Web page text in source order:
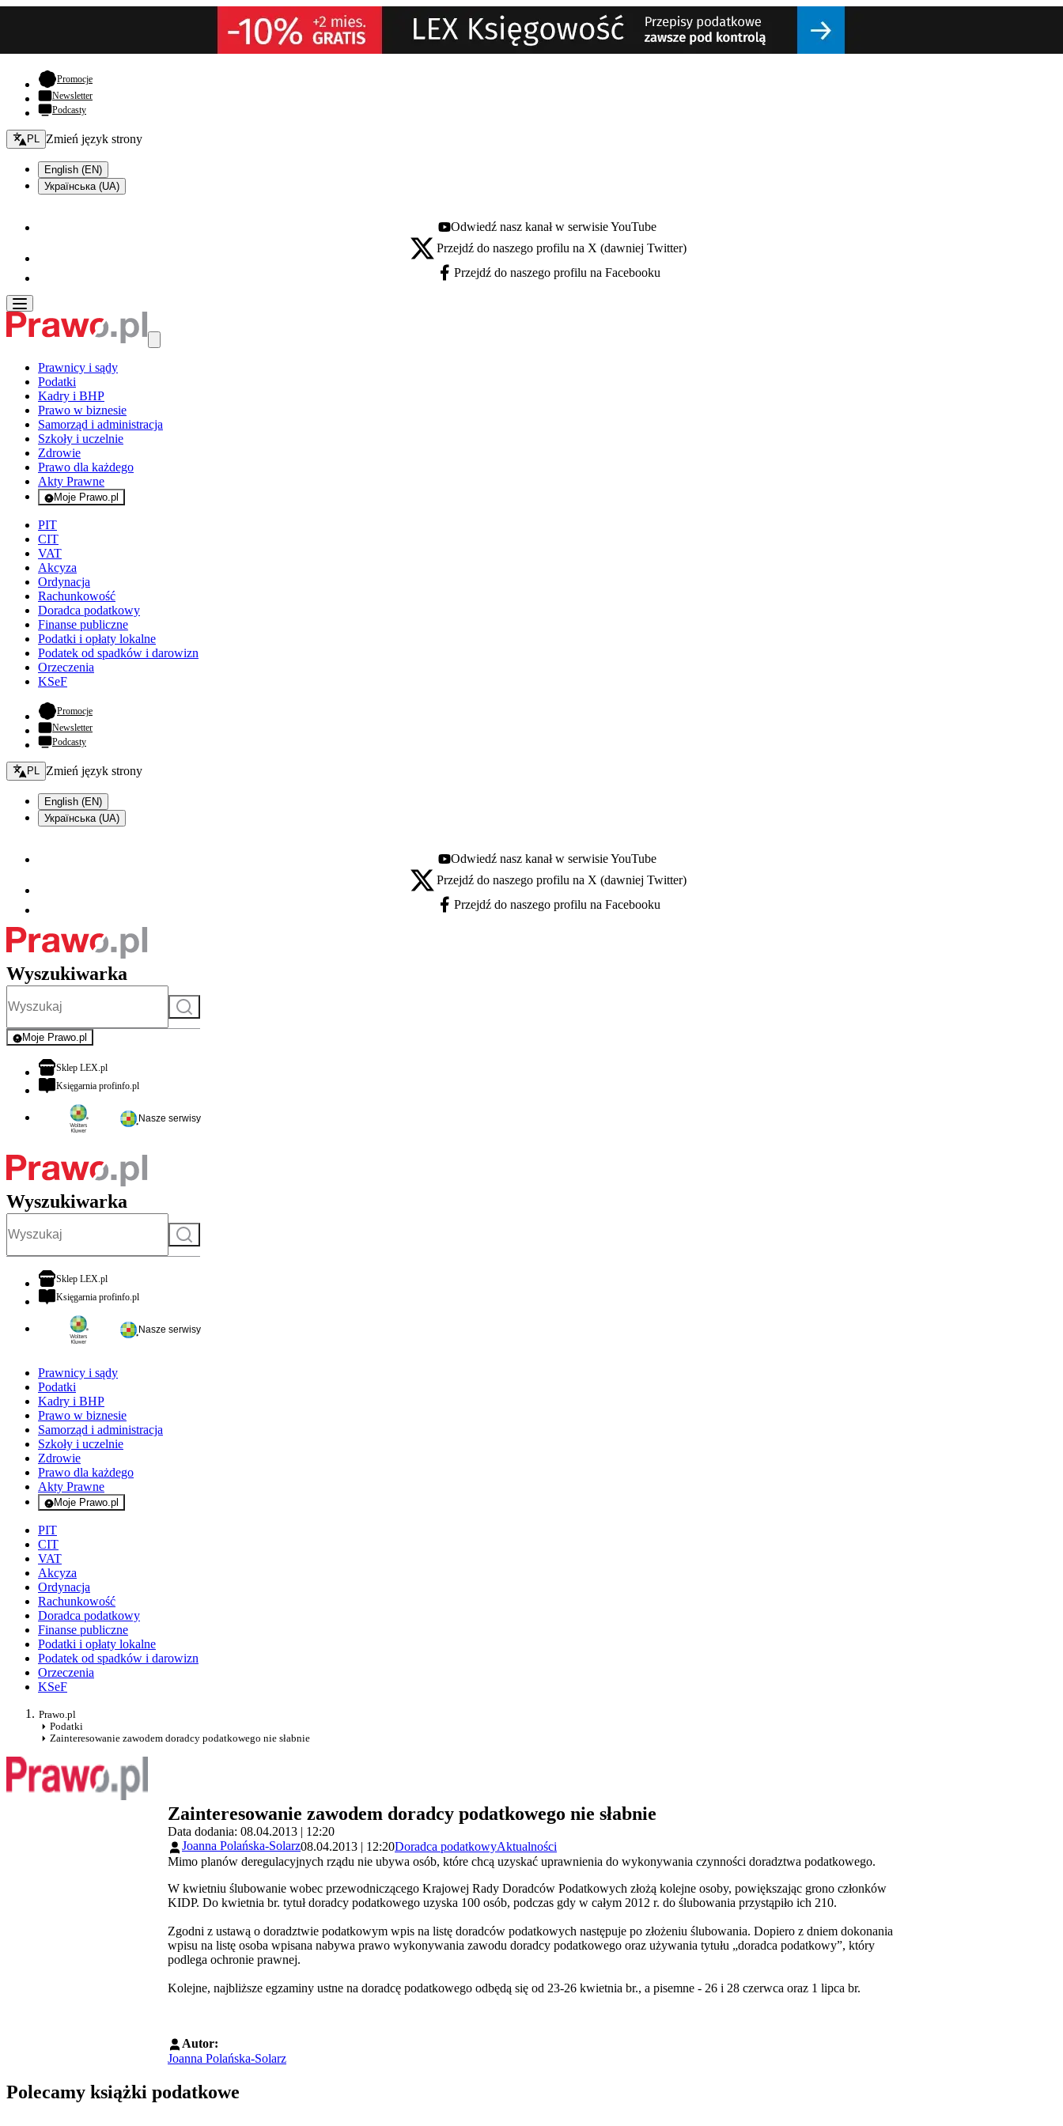
Promocje- otwiera się w nowej karcie
Newsletter
Podcasty
Zmień język - bieżący:
PL Zmień język strony
English (EN)
Українська (UA)
Youtube - otwiera się w nowej karcie
Odwiedź nasz kanał w serwisie YouTube
X - otwiera się w nowej karcie
Przejdź do naszego profilu na X (dawniej Twitter)
Facebook - otwiera się w nowej karcie
Przejdź do naszego profilu na Facebooku
Prawnicy i sądy
Podatki
Kadry i BHP
Prawo w biznesie
Samorząd i administracja
Szkoły i uczelnie
Zdrowie
Prawo dla każdego
Akty Prawne
Moje Prawo.pl
- rejestracja i logowanie do serwisu
PIT
CIT
VAT
Akcyza
Ordynacja
Rachunkowość
Doradca podatkowy
Finanse publiczne
Podatki i opłaty lokalne
Podatek od spadków i darowizn
Orzeczenia
KSeF
Promocje- otwiera się w nowej karcie
Newsletter
Podcasty
Zmień język - bieżący:
PL Zmień język strony
English (EN)
Українська (UA)
Youtube - otwiera się w nowej karcie
Odwiedź nasz kanał w serwisie YouTube
X - otwiera się w nowej karcie
Przejdź do naszego profilu na X (dawniej Twitter)
Facebook - otwiera się w nowej karcie
Przejdź do naszego profilu na Facebooku
Wyszukiwarka
Szukaj
Moje Prawo.pl
- rejestracja i logowanie do serwisu
Sklep LEX.plotwiera się w nowej karcie
Księgarnia profinfo.plotwiera się w nowej karcie
Nasze serwisy
Wyszukiwarka
Szukaj
Sklep LEX.plotwiera się w nowej karcie
Księgarnia profinfo.plotwiera się w nowej karcie
Nasze serwisy
Prawnicy i sądy
Podatki
Kadry i BHP
Prawo w biznesie
Samorząd i administracja
Szkoły i uczelnie
Zdrowie
Prawo dla każdego
Akty Prawne
Moje Prawo.pl
- rejestracja i logowanie do serwisu
PIT
CIT
VAT
Akcyza
Ordynacja
Rachunkowość
Doradca podatkowy
Finanse publiczne
Podatki i opłaty lokalne
Podatek od spadków i darowizn
Orzeczenia
KSeF
Prawo.pl
Podatki
Zainteresowanie zawodem doradcy podatkowego nie słabnie
Zainteresowanie zawodem doradcy podatkowego nie słabnie
Data dodania: 08.04.2013 | 12:20
Joanna Polańska-Solarz08.04.2013 | 12:20Doradca podatkowyAktualności
Mimo planów deregulacyjnych rządu nie ubywa osób, które chcą uzyskać uprawnienia do wykonywania czynności doradztwa podatkowego.
W kwietniu ślubowanie wobec przewodniczącego Krajowej Rady Doradców Podatkowych złożą kolejne osoby, powiększając grono członków
KIDP. Do kwietnia br. tytuł doradcy podatkowego uzyska 100 osób, podczas gdy w całym 2012 r. do ślubowania przystąpiło ich 210.
Zgodni z ustawą o doradztwie podatkowym wpis na listę doradców podatkowych następuje po złożeniu ślubowania. Dopiero z dniem dokonania
wpisu na listę osoba wpisana nabywa prawo wykonywania zawodu doradcy podatkowego oraz używania tytułu „doradca podatkowy”, który
podlega ochronie prawnej.
Kolejne, najbliższe egzaminy ustne na doradcę podatkowego odbędą się od 23-26 kwietnia br., a pisemne - 26 i 28 czerwca oraz 1 lipca br.
Autor:
Joanna Polańska-Solarz
Polecamy książki podatkowe